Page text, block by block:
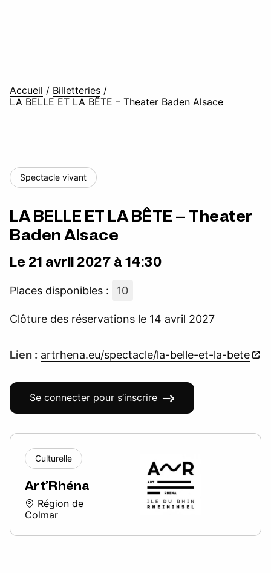
Accueil / Billetteries /
LA BELLE ET LA BÊTE – Theater Baden Alsace
Spectacle vivant
LA BELLE ET LA BÊTE – Theater
Baden Alsace
Le 21 avril 2027 à 14:30
Places disponibles : 10
Clôture des réservations le 14 avril 2027
Lien : artrhena.eu/spectacle/la-belle-et-la-bete
Se connecter pour s’inscrire
Culturelle
Art’Rhéna
Région de
Colmar